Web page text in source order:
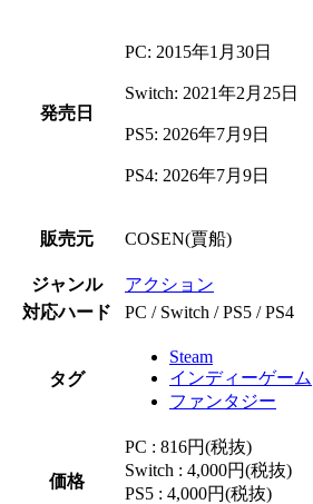
発売日
PC: 2015年1月30日
Switch: 2021年2月25日
PS5: 2026年7月9日
PS4: 2026年7月9日
販売元 COSEN(賈船)
ジャンル
アクション
対応ハード
PC / Switch / PS5 / PS4
タグ
Steam
インディーゲーム
ファンタジー
価格
PC : 816円(税抜)
Switch : 4,000円(税抜)
PS5 : 4,000円(税抜)